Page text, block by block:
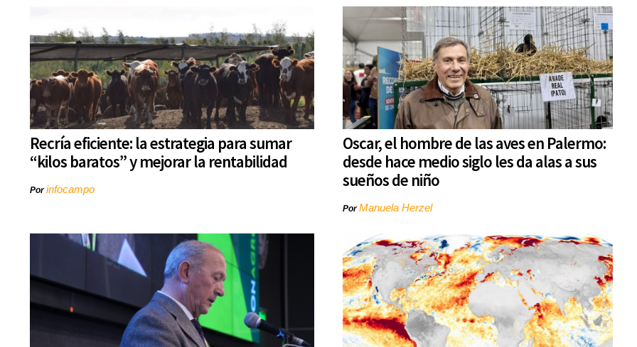
Recría eficiente: la estrategia para sumar
“kilos baratos” y mejorar la rentabilidad
Porinfocampo
Oscar, el hombre de las aves en Palermo:
desde hace medio siglo les da alas a sus
sueños de niño
PorManuela Herzel